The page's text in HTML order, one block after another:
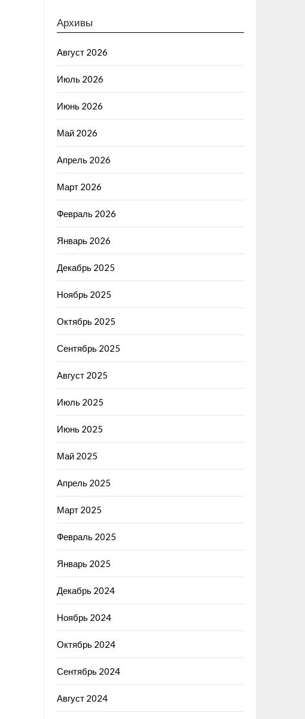
Архивы
Август 2026
Июль 2026
Июнь 2026
Май 2026
Апрель 2026
Март 2026
Февраль 2026
Январь 2026
Декабрь 2025
Ноябрь 2025
Октябрь 2025
Сентябрь 2025
Август 2025
Июль 2025
Июнь 2025
Май 2025
Апрель 2025
Март 2025
Февраль 2025
Январь 2025
Декабрь 2024
Ноябрь 2024
Октябрь 2024
Сентябрь 2024
Август 2024